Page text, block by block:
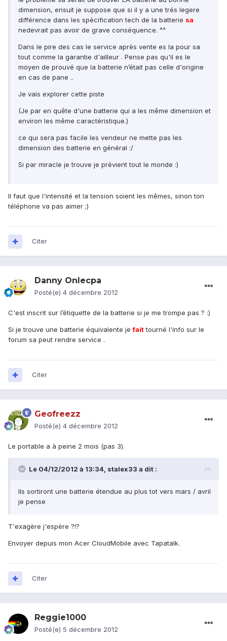
dimension, ensuit je suppose que si il y a une trés legere
différence dans les spécification tech de la batterie sa
nedevrait pas avoir de grave conséquence. ^^
Dans le pire des cas le service après vente es la pour sa
tout comme la garantie d'ailleur . Pense pas qu'il es le
moyen de prouvé que la batterie n’était pas celle d'origine
en cas de pane ..
Je vais explorer cette piste
(Je par en quête d'une batterie qui a les même dimension et
environ les même caractéristique.)
ce qui sera pas facile les vendeur ne mette pas les
dimension des batterie en général :/
Si par miracle je trouve je prévient tout le monde :)
Il faut que l'intensité et la tension soient les mêmes, sinon ton
téléphone va pas aimer ;)
Citer
Danny Onlecpa
Posté(e) 4 décembre 2012
C'est inscrit sur l’étiquette de la batterie si je me trompe pas ? :)
Si je trouve une batterie équivalente jefaittourné l'info sur le
forum sa peut rendre service .
Citer
Geofreezz
Posté(e) 4 décembre 2012
Le portable a à peine 2 mois (pas 3).
Le 04/12/2012 à 13:34, stalex33 a dit :
Ils sortiront une batterie étendue au plus tot vers mars / avril
je pense
T'exagère j'espère ?!?
Envoyer depuis mon Acer CloudMobile avec Tapatalk.
Citer
Reggie1000
Posté(e) 5 décembre 2012